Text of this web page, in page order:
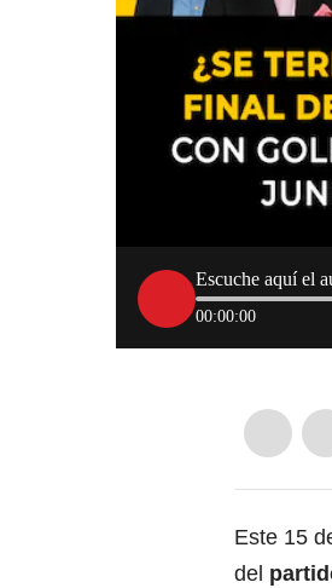
Escuche aquí el
00:00:00
Este 15
del